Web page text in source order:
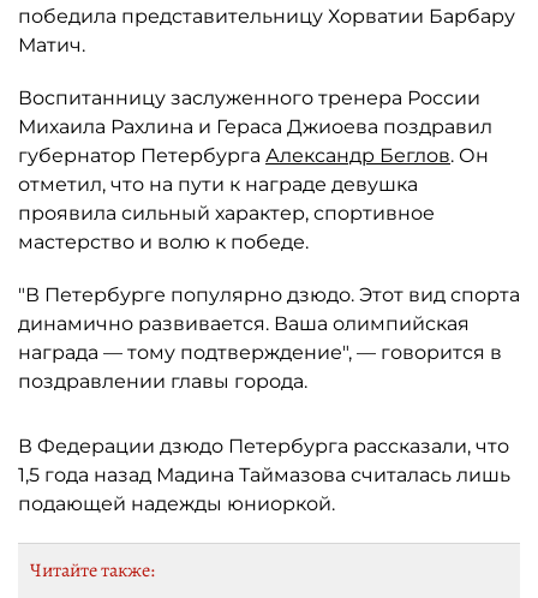
победила представительницу Хорватии Барбару
Матич.
Воспитанницу заслуженного тренера России
Михаила Рахлина и Гераса Джиоева поздравил
губернатор Петербурга Александр Беглов. Он
отметил, что на пути к награде девушка
проявила сильный характер, спортивное
мастерство и волю к победе.
"В Петербурге популярно дзюдо. Этот вид спорта
динамично развивается. Ваша олимпийская
награда — тому подтверждение", — говорится в
поздравлении главы города.
В Федерации дзюдо Петербурга рассказали, что
1,5 года назад Мадина Таймазова считалась лишь
подающей надежды юниоркой.
Читайте также: